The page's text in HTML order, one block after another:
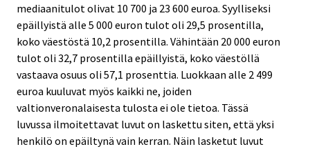
mediaanitulot olivat 10 700 ja 23 600 euroa. Syylliseksi
epäillyistä alle 5 000 euron tulot oli 29,5 prosentilla,
koko väestöstä 10,2 prosentilla. Vähintään 20 000 euron
tulot oli 32,7 prosentilla epäillyistä, koko väestöllä
vastaava osuus oli 57,1 prosenttia. Luokkaan alle 2 499
euroa kuuluvat myös kaikki ne, joiden
valtionveronalaisesta tulosta ei ole tietoa. Tässä
luvussa ilmoitettavat luvut on laskettu siten, että yksi
henkilö on epäiltynä vain kerran. Näin lasketut luvut